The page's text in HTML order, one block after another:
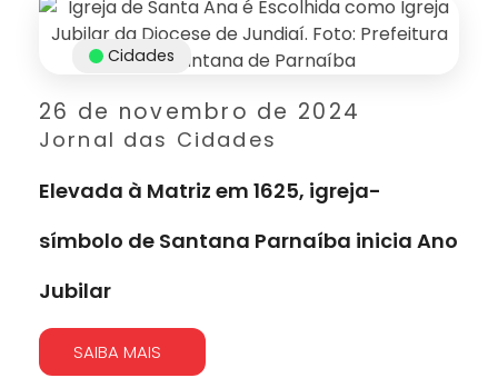
26 de novembro de 2024
Jornal das Cidades
Cidades
Elevada à Matriz em 1625, igreja-
símbolo de Santana Parnaíba inicia Ano
Jubilar
SAIBA MAIS